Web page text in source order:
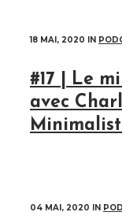
18 MAI, 2020 IN
#17 | Le
avec
04 MAI, 2020 IN